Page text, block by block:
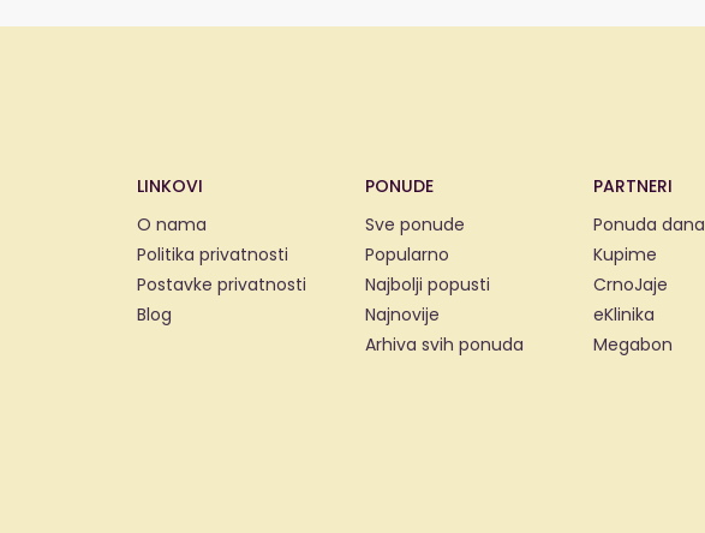
LINKOVI
O nama
Politika privatnosti
Postavke privatnosti
Blog
PONUDE
Sve ponude
Popularno
Najbolji popusti
Najnovije
Arhiva svih ponuda
PARTNERI
Ponuda dana
Kupime
CrnoJaje
eKlinika
Megabon